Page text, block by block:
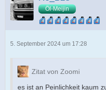
Öl-Meijin
5. September 2024 um 17:28
Zitat von Zoomi
es ist an Peinlichkeit kaum